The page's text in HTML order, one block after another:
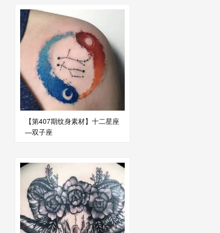
【第407期纹身素材】十二星座
—双子座